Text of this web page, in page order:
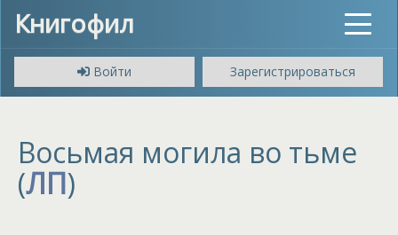
Книгофил
Toggle
Войти
Зарегистрироваться
Восьмая могила во тьме
(ЛП)